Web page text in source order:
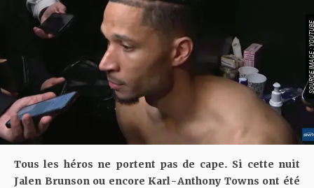
SOURCE
Tous les héros ne portent pas de cape. Si cette nuit
Jalen Brunson ou encore Karl-Anthony Towns ont été